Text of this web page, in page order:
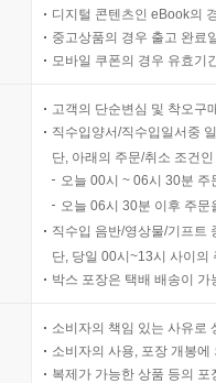
디지털 콘텐츠인 eBook의
중고상품의 경우 출고 완료
모바일 쿠폰의 경우 유효기
고객의 단순변심 및 착오구
직수입양서/직수입일서중
단, 아래의 주문/취소 조건
오늘 00시 ~ 06시 30분
오늘 06시 30분 이후 주
직수입 음반/영상물/기프트
단, 당일 00시~13시 사이의
박스 포장은 택배 배송이
소비자의 책임 있는 사유로
소비자의 사용, 포장 개봉
복제가 가능한 상품 등의